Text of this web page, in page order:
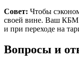
Совет: Чтобы
своей вине. Ваш КБМ
и при переходе на
Вопросы и